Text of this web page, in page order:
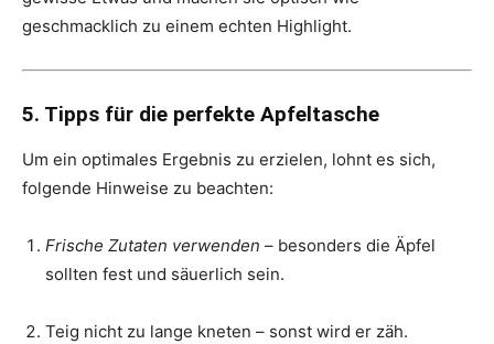
geschmacklich zu einem echten Highlight.
5. Tipps für die perfekte Apfeltasche
Um ein optimales Ergebnis zu erzielen, lohnt es sich,
folgende Hinweise zu beachten:
Frische Zutaten verwenden – besonders die Äpfel
sollten fest und säuerlich sein.
Teig nicht zu lange kneten – sonst wird er zäh.